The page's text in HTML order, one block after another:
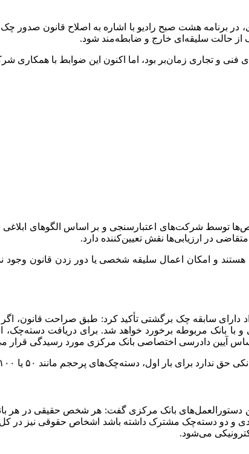
از حالت سلیقه‌ای خارج و ضابطه‌مند شود.
فنی و تجاری زمان‌بر بود، اما اکنون این ضوابط با
توسط شرکت‌های اعتبارسنجی و بر اساس الگو‌های
در ارزیابی‌ها نقش تعیین‌کننده دارد.
و امکان اعمال سلیقه شخصی یا دور زدن قانون وجود
دارای سابقه چک برگشتی تأکید کرد: طبق صراحت قانون،
با بانک مربوطه برخورد خواهد شد. برای دریافت دسته‌چک،
آیین دادرسی اختصاصی بانک مرکزی مورد رسیدگی قرار
دسته‌چک‌های پرحجم مانند ۵۰ یا ۱۰۰ برگی به مشتریان اعطا کند.
دستورالعمل‌های بانک مرکزی گفت: هر شخص حقیقی در
می‌شود.